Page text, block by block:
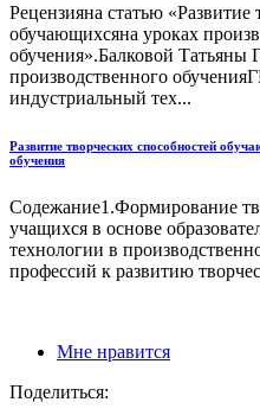
Рецензияна статью «Развитие
обучающихсяна уроках
обучения».Балковой Татьяны
производственного
индустриальный тех...
Pазвитие творческих способностей
обучения
Содежание1.Формирование
учащихся в основе
технологии в
профессий к развитию
Мне нравится
Поделиться: